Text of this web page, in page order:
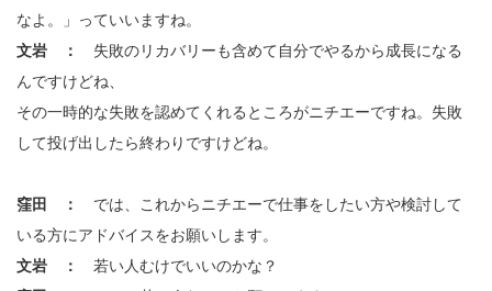
なよ。」っていいますね。
文岩 ： 失敗のリカバリーも含めて自分でやるから成長になる
んですけどね、
その一時的な失敗を認めてくれるところがニチエーですね。失敗
して投げ出したら終わりですけどね。
窪田 ： では、これからニチエーで仕事をしたい方や検討して
いる方にアドバイスをお願いします。
文岩 ： 若い人むけでいいのかな？